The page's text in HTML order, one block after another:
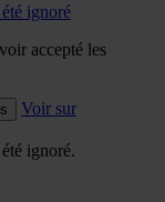
ignoré
accepté les
Voir sur
ignoré.